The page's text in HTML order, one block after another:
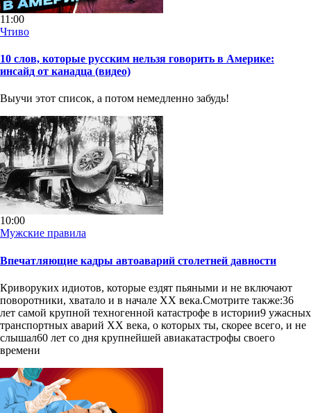
11:00
Чтиво
10 слов, которые русским нельзя говорить в Америке:
инсайд от канадца (видео)
Выучи этот список, а потом немедленно забудь!
10:00
Мужские правила
Впечатляющие кадры автоаварий столетней давности
Криворуких идиотов, которые ездят пьяными и не включают
поворотники, хватало и в начале XX века.Смотрите также:36
лет самой крупной техногенной катастрофе в истории9 ужасных
транспортных аварий ХХ века, о которых ты, скорее всего, и не
слышал60 лет со дня крупнейшей авиакатастрофы своего
времени